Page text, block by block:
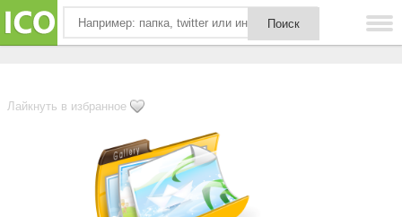
Лайкнуть в избранное